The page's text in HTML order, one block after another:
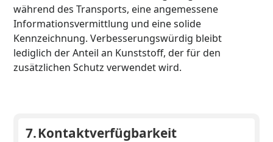
während des Transports, eine angemessene
Informationsvermittlung und eine solide
Kennzeichnung. Verbesserungswürdig bleibt
lediglich der Anteil an Kunststoff, der für den
zusätzlichen Schutz verwendet wird.
7.Kontaktverfügbarkeit